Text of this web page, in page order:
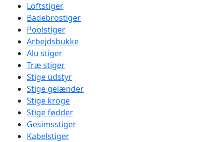
Loftstiger
Badebrostiger
Poolstiger
Arbejdsbukke
Alu stiger
Træ stiger
Stige udstyr
Stige gelænder
Stige kroge
Stige fødder
Gesimsstiger
Kabelstiger